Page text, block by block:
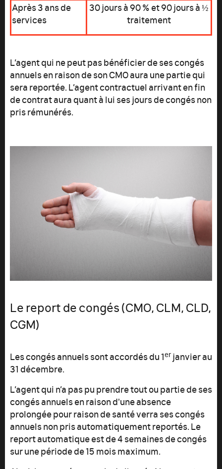
Après 3 ans de
services
30 jours à 90 % et 90 jours à ½
traitement
L’agent qui ne peut pas bénéficier de ses congés
annuels en raison de son CMO aura une partie qui
sera reportée. L’agent contractuel arrivant en fin
de contrat aura quant à lui ses jours de congés non
pris rémunérés.
Le report de congés (CMO, CLM, CLD,
CGM)
Les congés annuels sont accordés du 1erjanvier au
31 décembre.
L’agent qui n’a pas pu prendre tout ou partie de ses
congés annuels en raison d'une absence
prolongée pour raison de santé verra ses congés
annuels non pris automatiquement reportés. Le
report automatique est de 4 semaines de congés
sur une période de 15 mois maximum.